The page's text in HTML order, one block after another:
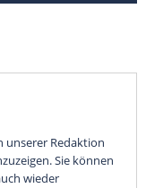
unserer Redaktion
Sie können
wieder